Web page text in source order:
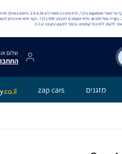
שלום
מזגנים zap cars